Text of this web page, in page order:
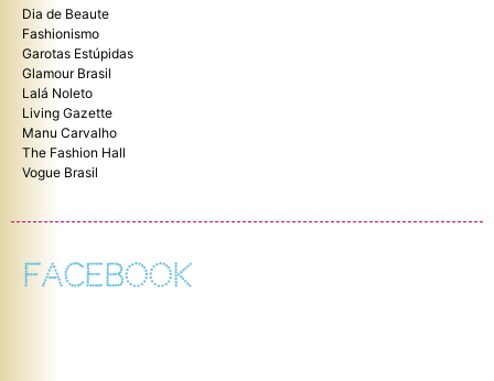
Dia de Beaute
Fashionismo
Garotas Estúpidas
Glamour Brasil
Lalá Noleto
Living Gazette
Manu Carvalho
The Fashion Hall
Vogue Brasil
FACEBOOK